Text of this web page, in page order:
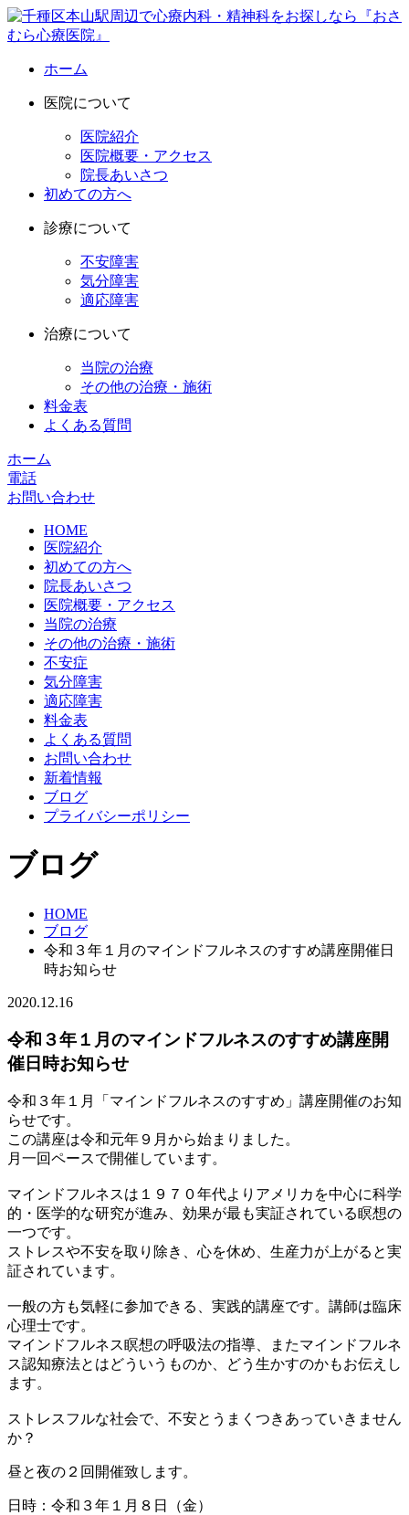
ホーム
医院について
医院紹介
医院概要・アクセス
院長あいさつ
初めての方へ
診療について
不安障害
気分障害
適応障害
治療について
当院の治療
その他の治療・施術
料金表
よくある質問
ホーム
電話
お問い合わせ
HOME
医院紹介
初めての方へ
院長あいさつ
医院概要・アクセス
当院の治療
その他の治療・施術
不安症
気分障害
適応障害
料金表
よくある質問
お問い合わせ
新着情報
ブログ
プライバシーポリシー
ブログ
HOME
ブログ
令和３年１月のマインドフルネスのすすめ講座開催日
時お知らせ
2020.12.16
令和３年１月のマインドフルネスのすすめ講座開
催日時お知らせ
令和３年１月「マインドフルネスのすすめ」講座開催のお知
らせです。
この講座は令和元年９月から始まりました。
月一回ペースで開催しています。
マインドフルネスは１９７０年代よりアメリカを中心に科学
的・医学的な研究が進み、効果が最も実証されている瞑想の
一つです。
ストレスや不安を取り除き、心を休め、生産力が上がると実
証されています。
一般の方も気軽に参加できる、実践的講座です。講師は臨床
心理士です。
マインドフルネス瞑想の呼吸法の指導、またマインドフルネ
ス認知療法とはどういうものか、どう生かすのかもお伝えし
ます。
ストレスフルな社会で、不安とうまくつきあっていきません
か？
昼と夜の２回開催致します。
日時：令和３年１月８日（金）